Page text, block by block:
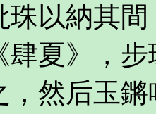
珠以納其
肆夏》，
，然后玉